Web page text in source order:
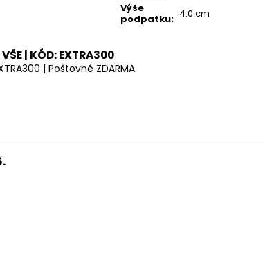
Výše
podpatku: 4.0 cm
| KÓD: EXTRA300
| Poštovné ZDARMA